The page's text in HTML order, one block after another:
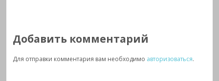
Добавить комментарий
Для отправки комментария вам необходимо авторизоваться.